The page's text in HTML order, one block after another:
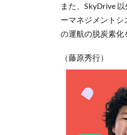
また、SkyDrive
ーマネジメント
の運航の脱炭素化
（藤原秀行）